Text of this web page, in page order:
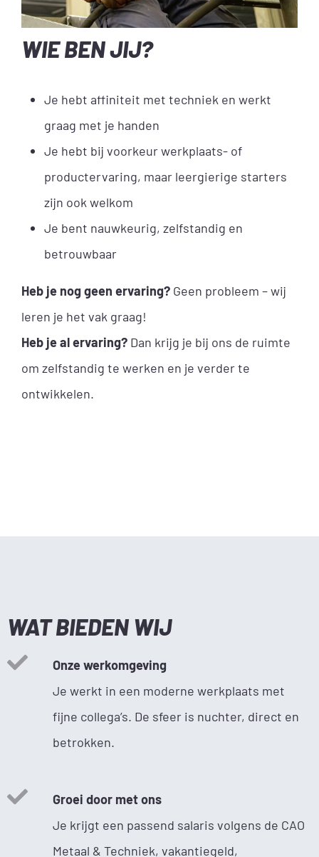
WIE BEN JIJ?
Je hebt affiniteit met techniek en werkt
graag met je handen
Je hebt bij voorkeur werkplaats- of
productervaring, maar leergierige starters
zijn ook welkom
Je bent nauwkeurig, zelfstandig en
betrouwbaar
Heb je nog geen ervaring? Geen probleem – wij
leren je het vak graag!
Heb je al ervaring? Dan krijg je bij ons de ruimte
om zelfstandig te werken en je verder te
ontwikkelen.
WAT BIEDEN WIJ
Onze werkomgeving
Je werkt in een moderne werkplaats met
fijne collega’s. De sfeer is nuchter, direct en
betrokken.
Groei door met ons
Je krijgt een passend salaris volgens de CAO
Metaal & Techniek, vakantiegeld,